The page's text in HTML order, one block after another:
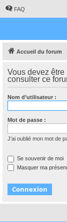
FAQ
Accueil du forum
Vous devez
consulter ce
Nom d’utilisateur :
Mot de passe :
J’ai oublié mon mot de
Se souvenir de moi
Masquer ma